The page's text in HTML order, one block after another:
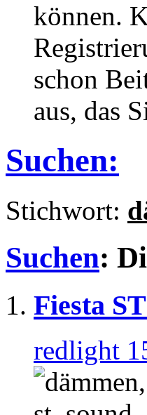
können.
schon
aus, das
Suchen:
Stichwort:
Suchen:
Fiesta
redlight